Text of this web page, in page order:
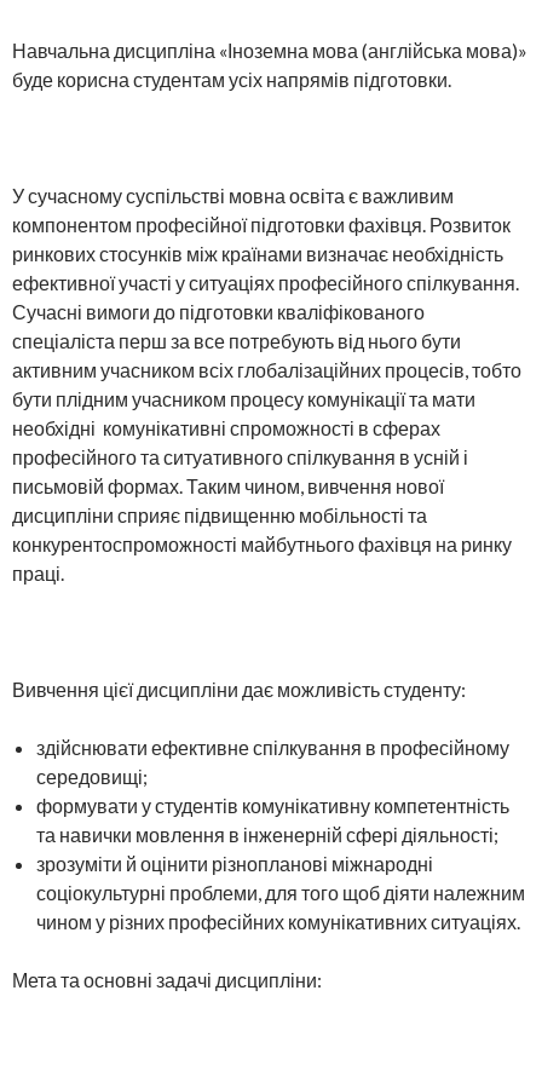
Навчальна дисципліна «Іноземна мова (англійська мова)»
буде корисна студентам усіх напрямів підготовки.
У сучасному суспільстві мовна освіта є важливим
компонентом професійної підготовки фахівця. Розвиток
ринкових стосунків між країнами визначає необхідність
ефективної участі у ситуаціях професійного спілкування.
Сучасні вимоги до підготовки кваліфікованого
спеціаліста перш за все потребують від нього бути
активним учасником всіх глобалізаційних процесів, тобто
бути плідним учасником процесу комунікації та мати
необхідні комунікативні спроможності в сферах
професійного та ситуативного спілкування в усній і
письмовій формах. Таким чином, вивчення нової
дисципліни сприяє підвищенню мобільності та
конкурентоспроможності майбутнього фахівця на ринку
праці.
Вивчення цієї дисципліни дає можливість студенту:
здійснювати ефективне спілкування в професійному
середовищі;
формувати у студентів комунікативну компетентність
та навички мовлення в інженерній сфері діяльності;
зрозуміти й оцінити різнопланові міжнародні
соціокультурні проблеми, для того щоб діяти належним
чином у різних професійних комунікативних ситуаціях.
Мета та основні задачі дисципліни: